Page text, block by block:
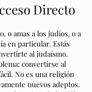
Directo
o amas a los judíos, o a
en particular. Estás
al judaísmo.
convertirse al
No es una religión
nuevos adeptos.